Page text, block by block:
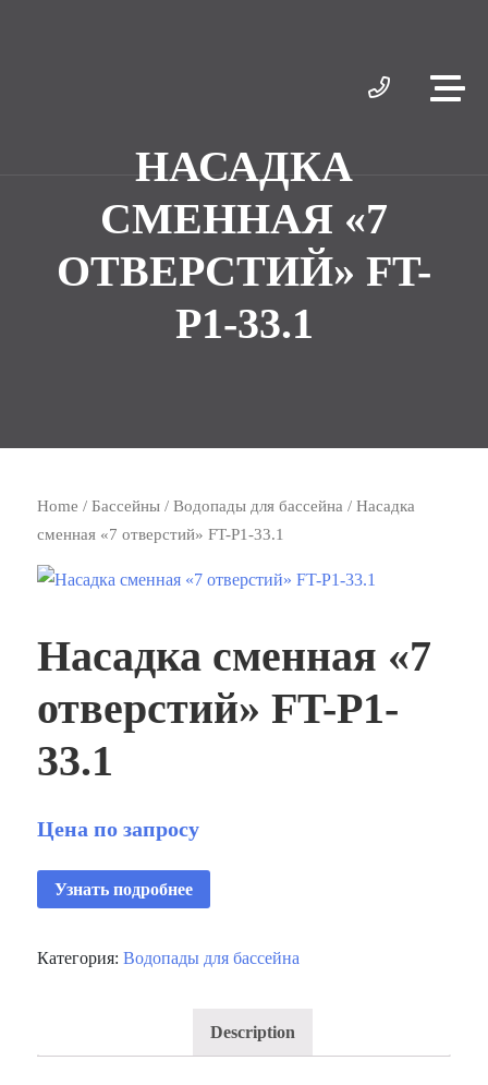
НАСАДКА
СМЕННАЯ «7
ОТВЕРСТИЙ» FT-
Р1-33.1
Home /Бассейны /Водопады для бассейна / Насадка
сменная «7 отверстий» FT-Р1-33.1
Насадка сменная «7
отверстий» FT-Р1-
33.1
Цена по запросу
Узнать подробнее
Категория:Водопады для бассейна
Description